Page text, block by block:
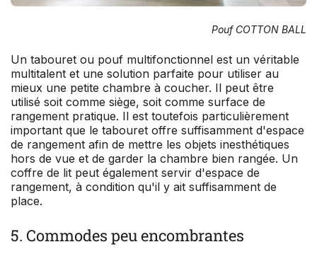
Pouf COTTON BALL
Un tabouret ou pouf multifonctionnel est un véritable
multitalent et une solution parfaite pour utiliser au
mieux une petite chambre à coucher. Il peut être
utilisé soit comme siège, soit comme surface de
rangement pratique. Il est toutefois particulièrement
important que le tabouret offre suffisamment d'espace
de rangement afin de mettre les objets inesthétiques
hors de vue et de garder la chambre bien rangée. Un
coffre de lit peut également servir d'espace de
rangement, à condition qu'il y ait suffisamment de
place.
5. Commodes peu encombrantes